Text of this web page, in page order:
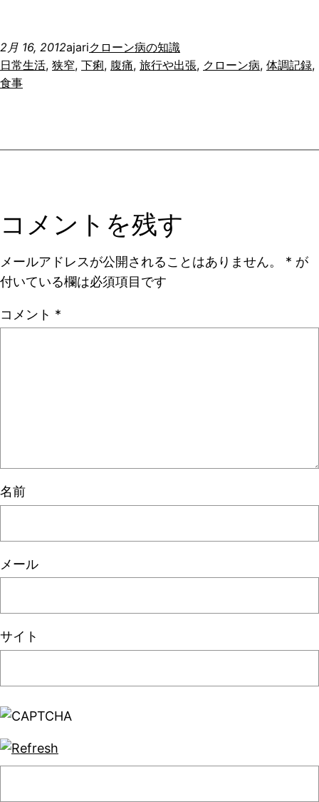
2月 16, 2012ajariクローン病の知識
日常生活, 狭窄, 下痢, 腹痛, 旅行や出張, クローン病, 体調記録
食事
コメントを残す
メールアドレスが公開されることはありません。 * が
付いている欄は必須項目です
コメント *
名前
メール
サイト